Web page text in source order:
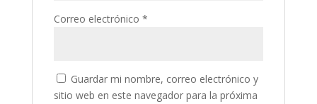
Correo electrónico *
Guardar mi nombre, correo electrónico y
sitio web en este navegador para la próxima